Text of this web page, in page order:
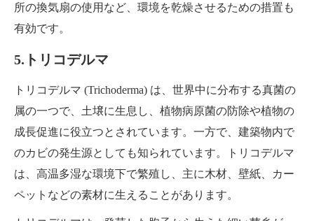
所の換気扇の使用など、環境を乾燥させるための措置も
有効です。
5.トリコデルマ
トリコデルマ (Trichoderma) は、世界中に分布する真菌の
属の一つで、土壌に生息し、植物病原菌の防除や植物の
成長促進に役立つとされています。一方で、建築物内で
のカビの発生源としても知られています。トリコデルマ
は、高温多湿な環境下で繁殖し、主に木材、壁紙、カー
ペットなどの素材に生えることがあります。